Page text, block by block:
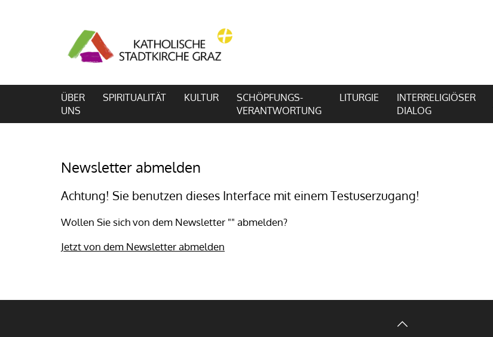
ÜBER
UNS
SPIRITUALITÄT KULTUR
SCHÖPFUNGS-
VERANTWORTUNG
LITURGIE
INTERRELIGIÖSER
DIALOG
Newsletter abmelden
Achtung! Sie benutzen dieses Interface mit einem Testuserzugang!
Wollen Sie sich von dem Newsletter "" abmelden?
Jetzt von dem Newsletter abmelden